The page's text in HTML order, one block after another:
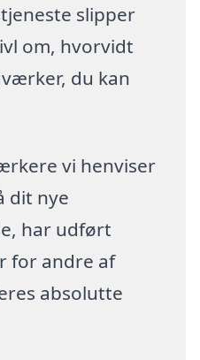
slipper
om, hvorvidt
du kan
vi henviser
dit nye
har udført
for andre af
absolutte